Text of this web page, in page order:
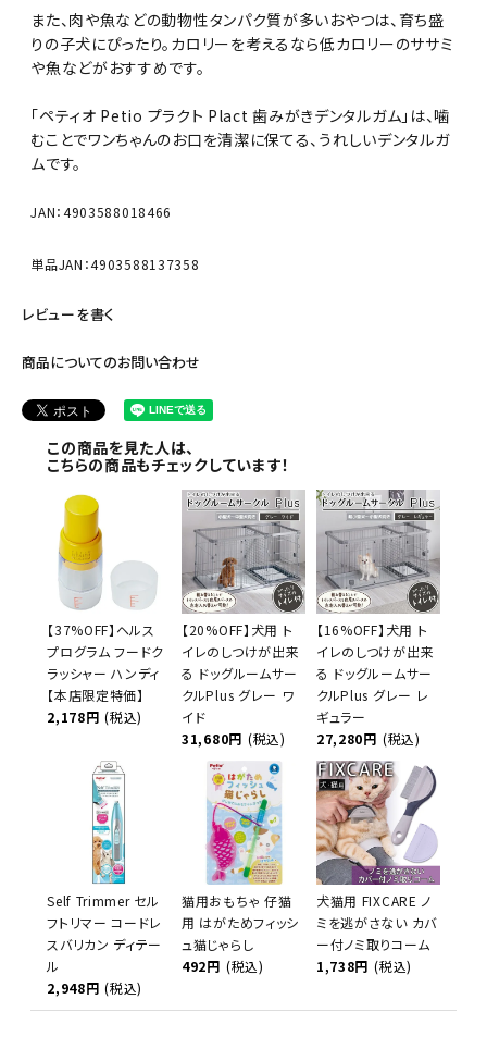
また、肉や魚などの動物性タンパク質が多いおやつは、育ち盛
りの子犬にぴったり。カロリーを考えるなら低カロリーのササミ
や魚などがおすすめです。
「ペティオ Petio プラクト Plact 歯みがきデンタルガム」は、噛
むことでワンちゃんのお口を清潔に保てる、うれしいデンタルガ
ムです。
JAN：4903588018466
単品JAN：4903588137358
レビューを書く
商品についてのお問い合わせ
この商品を見た人は、
こちらの商品もチェックしています！
【37%OFF】ヘルス
プログラム フードク
ラッシャー ハンディ
【本店限定特価】
2,178円 (税込)
【20%OFF】犬用 ト
イレのしつけが出来
る ドッグルームサー
クルPlus グレー ワ
イド
31,680円 (税込)
【16%OFF】犬用 ト
イレのしつけが出来
る ドッグルームサー
クルPlus グレー レ
ギュラー
27,280円 (税込)
Self Trimmer セル
フトリマー コードレ
スバリカン ディテー
ル
2,948円 (税込)
猫用おもちゃ 仔猫
用 はがためフィッシ
ュ猫じゃらし
492円 (税込)
犬猫用 FIXCARE ノ
ミを逃がさない カバ
ー付ノミ取りコーム
1,738円 (税込)